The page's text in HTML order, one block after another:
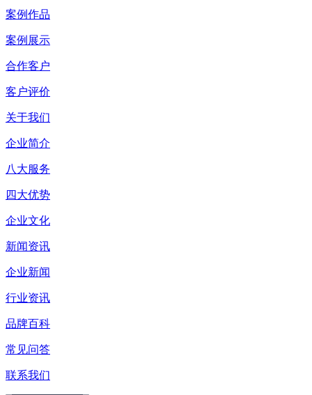
案例作品
案例展示
合作客户
客户评价
关于我们
企业简介
八大服务
四大优势
企业文化
新闻资讯
企业新闻
行业资讯
品牌百科
常见问答
联系我们